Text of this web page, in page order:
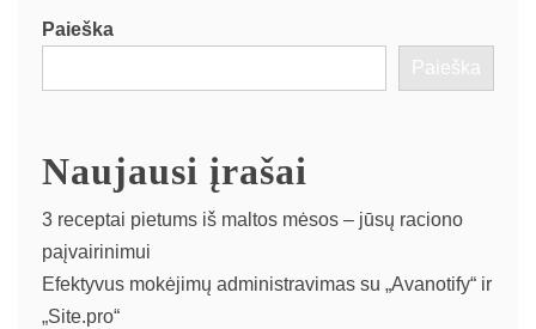
Paieška
Paieška
Naujausi įrašai
3 receptai pietums iš maltos mėsos – jūsų raciono
paįvairinimui
Efektyvus mokėjimų administravimas su „Avanotify“ ir
„Site.pro“